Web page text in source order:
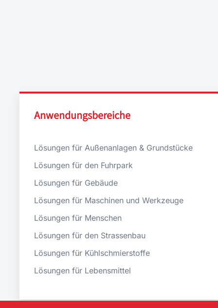
Anwendungsbereiche
Lösungen für Außenanlagen & Grundstücke
Lösungen für den Fuhrpark
Lösungen für Gebäude
Lösungen für Maschinen und Werkzeuge
Lösungen für Menschen
Lösungen für den Strassenbau
Lösungen für Kühlschmierstoffe
Lösungen für Lebensmittel